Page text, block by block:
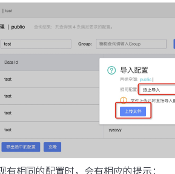
有相同的配置时，会有相应的提示：